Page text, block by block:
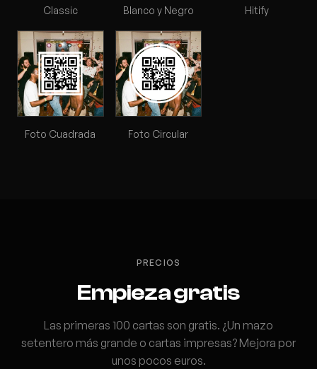
Classic Blanco y Negro Hitify
Foto Cuadrada Foto Circular
PRECIOS
Empieza gratis
Las primeras 100 cartas son gratis. ¿Un mazo
setentero más grande o cartas impresas? Mejora por
unos pocos euros.